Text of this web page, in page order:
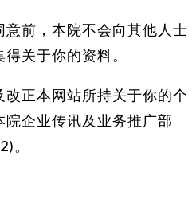
意前，本院不会向其他人士
关于你的资料。
改正本网站所持关于你的个
院企业传讯及业务推广部
。